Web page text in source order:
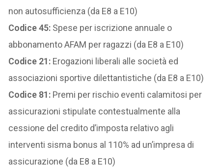
non autosufficienza (da E8 a E10)
Codice 45: Spese per iscrizione annuale o
abbonamento AFAM per ragazzi (da E8 a E10)
Codice 21: Erogazioni liberali alle società ed
associazioni sportive dilettantistiche (da E8 a E10)
Codice 81: Premi per rischio eventi calamitosi per
assicurazioni stipulate contestualmente alla
cessione del credito d’imposta relativo agli
interventi sisma bonus al 110% ad un’impresa di
assicurazione (da E8 a E10)